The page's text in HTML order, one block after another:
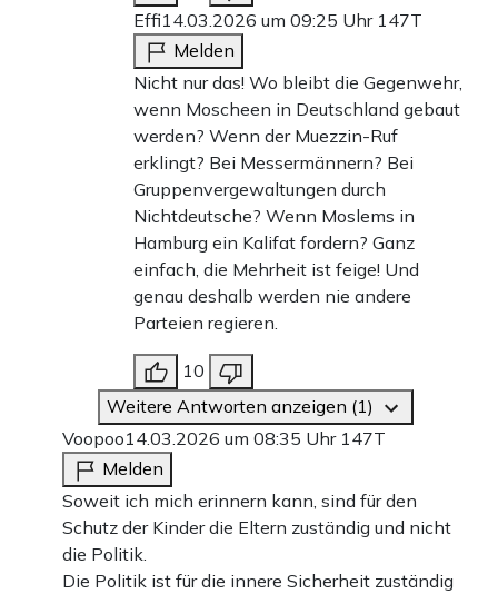
Effi14.03.2026 um 09:25 Uhr 147T
Melden
Nicht nur das! Wo bleibt die Gegenwehr,
wenn Moscheen in Deutschland gebaut
werden? Wenn der Muezzin-Ruf
erklingt? Bei Messermännern? Bei
Gruppenvergewaltungen durch
Nichtdeutsche? Wenn Moslems in
Hamburg ein Kalifat fordern? Ganz
einfach, die Mehrheit ist feige! Und
genau deshalb werden nie andere
Parteien regieren.
10
Weitere Antworten anzeigen (1)
Voopoo14.03.2026 um 08:35 Uhr 147T
Melden
Soweit ich mich erinnern kann, sind für den
Schutz der Kinder die Eltern zuständig und nicht
die Politik.
Die Politik ist für die innere Sicherheit zuständig